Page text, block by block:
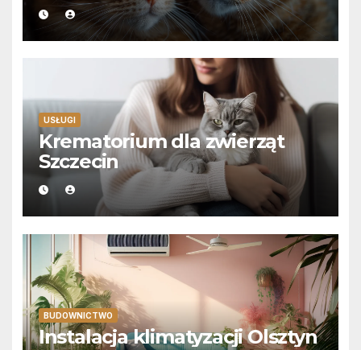
USŁUGI
Krematorium dla zwierząt
Szczecin
BUDOWNICTWO
Instalacja klimatyzacji Olsztyn